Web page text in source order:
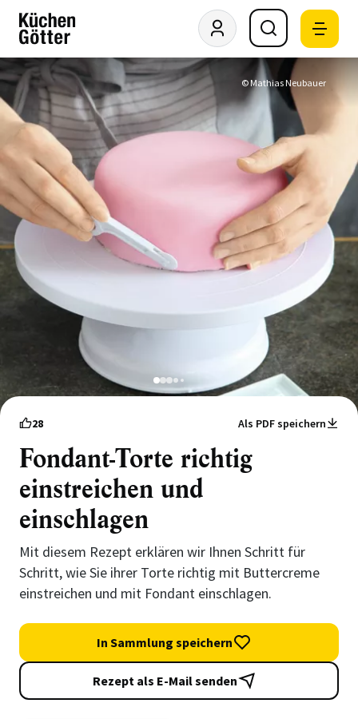
© Mathias Neubauer
1234 5
28 Als PDF speichern
Fondant-Torte richtig
einstreichen und
einschlagen
Mit diesem Rezept erklären wir Ihnen Schritt für
Schritt, wie Sie ihrer Torte richtig mit Buttercreme
einstreichen und mit Fondant einschlagen.
In Sammlung speichern
Rezept als E-Mail senden